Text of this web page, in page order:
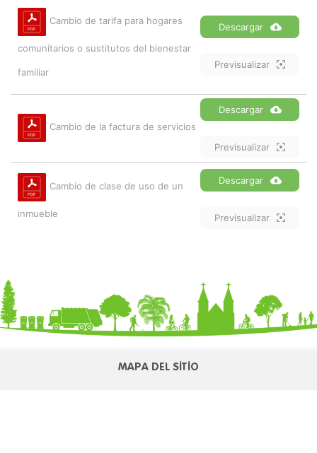
Cambio de tarifa para hogares
comunitarios o sustitutos del bienestar
familiar
Descargar
Previsualizar
Cambio de la factura de servicios
Descargar
Previsualizar
Cambio de clase de uso de un
inmueble
Descargar
Previsualizar
MAPA DEL SITIO